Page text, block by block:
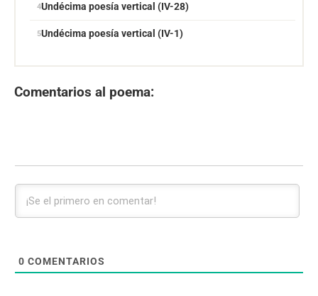
Undécima poesía vertical (IV-28)
Undécima poesía vertical (IV-1)
Comentarios al poema:
0 COMENTARIOS